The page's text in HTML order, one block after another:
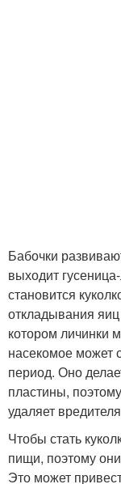
Бабочки
выходит
становится
откладывания
котором личинки
насекомое может
период. Оно
пластины,
удаляет
Чтобы стать
пищи, поэтому
Это может